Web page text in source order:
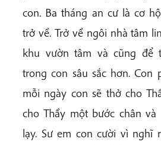
con. Ba tháng an cư là cơ
trở về. Trở về ngôi nhà tâm
khu vườn tâm và cũng để
trong con sâu sắc hơn. Con
mỗi ngày con sẽ thở cho
cho Thầy một bước chân
lạy. Sư em con cười vì nghĩ